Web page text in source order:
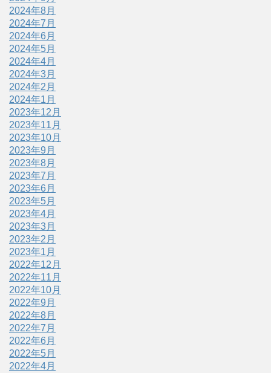
2024年8月
2024年7月
2024年6月
2024年5月
2024年4月
2024年3月
2024年2月
2024年1月
2023年12月
2023年11月
2023年10月
2023年9月
2023年8月
2023年7月
2023年6月
2023年5月
2023年4月
2023年3月
2023年2月
2023年1月
2022年12月
2022年11月
2022年10月
2022年9月
2022年8月
2022年7月
2022年6月
2022年5月
2022年4月